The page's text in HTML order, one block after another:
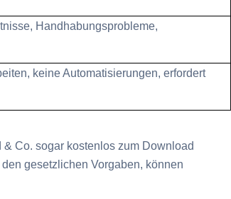
Handhabungsprobleme,
keine Automatisierungen, erfordert
Co. sogar kostenlos zum Download
gesetzlichen Vorgaben, können